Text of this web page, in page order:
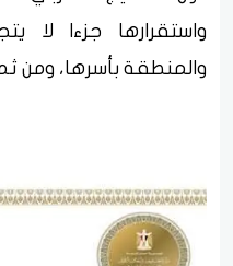
واستقرارها جزءا لا
والمنطقة بأسرها، ومن